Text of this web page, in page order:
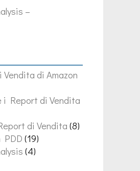
–
di Amazon
i Report di Vendita
di Vendita(8)
PDD(19)
(4)